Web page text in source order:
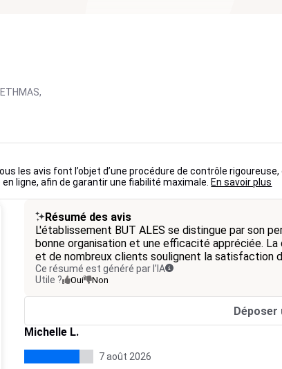
les avis font l’objet d’une procédure de contrôle rigoureuse,
ligne, afin de garantir une fiabilité maximale. En savoir plus
Résumé des avis
L'établissement BUT ALES se distingue par son
bonne organisation et une efficacité appréciée.
et de nombreux clients soulignent la satisfaction
Ce résumé est généré par l’IA
Utile ?
Oui Non
Déposer
Michelle L.
7 août 2026